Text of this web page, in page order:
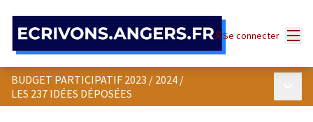
Se connecter
BUDGET PARTICIPATIF 2023 / 2024 /
LES 237 IDÉES DÉPOSÉES